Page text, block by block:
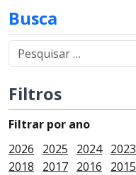
Busca
Filtros
Filtrar por ano
2026
2025 2024 2023
2018
2017 2016 2015